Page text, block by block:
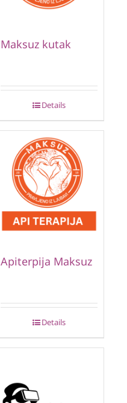
Maksuz kutak
Details
Apiterpija Maksuz
Details